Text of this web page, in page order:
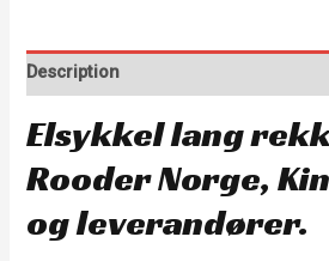
Description
Elsykkel lang
Rooder Norge,
og leverandører.